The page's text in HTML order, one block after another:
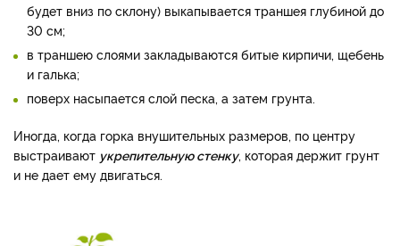
будет вниз по склону) выкапывается траншея глубиной до
30 см;
в траншею слоями закладываются битые кирпичи, щебень
и галька;
поверх насыпается слой песка, а затем грунта.
Иногда, когда горка внушительных размеров, по центру
выстраивают укрепительную стенку, которая держит грунт
и не дает ему двигаться.